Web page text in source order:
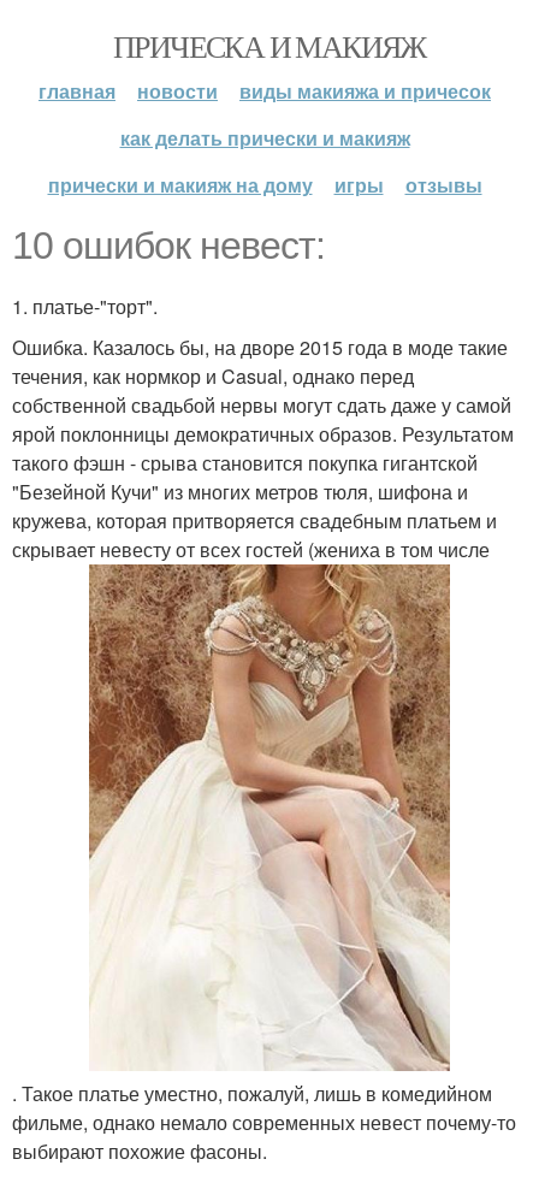
ПРИЧЕСКА И МАКИЯЖ
главная новости
виды макияжа и причесок
как делать прически и макияж
прически и макияж на дому
игры отзывы
10 ошибок невест:
1. платье-"торт".
Ошибка. Казалось бы, на дворе 2015 года в моде такие
течения, как нормкор и Casual, однако перед
собственной свадьбой нервы могут сдать даже у самой
ярой поклонницы демократичных образов. Результатом
такого фэшн - срыва становится покупка гигантской
"Безейной Кучи" из многих метров тюля, шифона и
кружева, которая притворяется свадебным платьем и
скрывает невесту от всех гостей (жениха в том числе
. Такое платье уместно, пожалуй, лишь в комедийном
фильме, однако немало современных невест почему-то
выбирают похожие фасоны.